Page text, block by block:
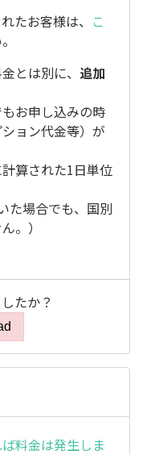
たお客様は、 こ
とは別に、 追加
お申し込みの時
ョン代金等）が
算された1日単位
た場合でも、国別
。）
たか？
料金は発生しま